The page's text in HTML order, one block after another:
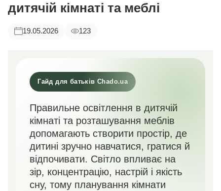
дитячій кімнаті та меблі
19.05.2026 123
Гайд для батьків Chado.ua
Правильне освітлення в дитячій
кімнаті та розташування меблів
допомагають створити простір, де
дитині зручно навчатися, гратися й
відпочивати. Світло впливає на
зір, концентрацію, настрій і якість
сну, тому планування кімнати